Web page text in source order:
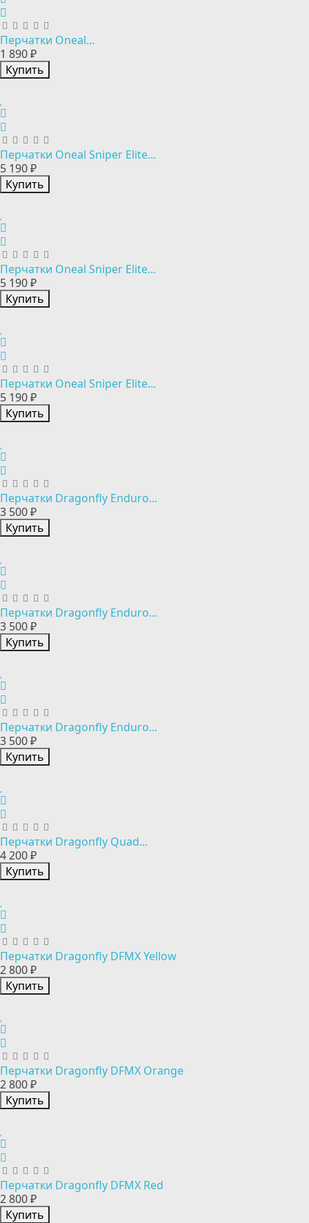
Перчатки Oneal...
1 890 ₽
Купить
Перчатки Oneal Sniper Elite...
5 190 ₽
Купить
Перчатки Oneal Sniper Elite...
5 190 ₽
Купить
Перчатки Oneal Sniper Elite...
5 190 ₽
Купить
Перчатки Dragonfly Enduro...
3 500 ₽
Купить
Перчатки Dragonfly Enduro...
3 500 ₽
Купить
Перчатки Dragonfly Enduro...
3 500 ₽
Купить
Перчатки Dragonfly Quad...
4 200 ₽
Купить
Перчатки Dragonfly DFMX Yellow
2 800 ₽
Купить
Перчатки Dragonfly DFMX Orange
2 800 ₽
Купить
Перчатки Dragonfly DFMX Red
2 800 ₽
Купить